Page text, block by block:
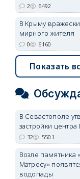
2 6492
В Крыму
мирного жителя
0 6160
Показать
В Севастополе
застройки
32 5501
Возле памятника
Матросу»
водопады